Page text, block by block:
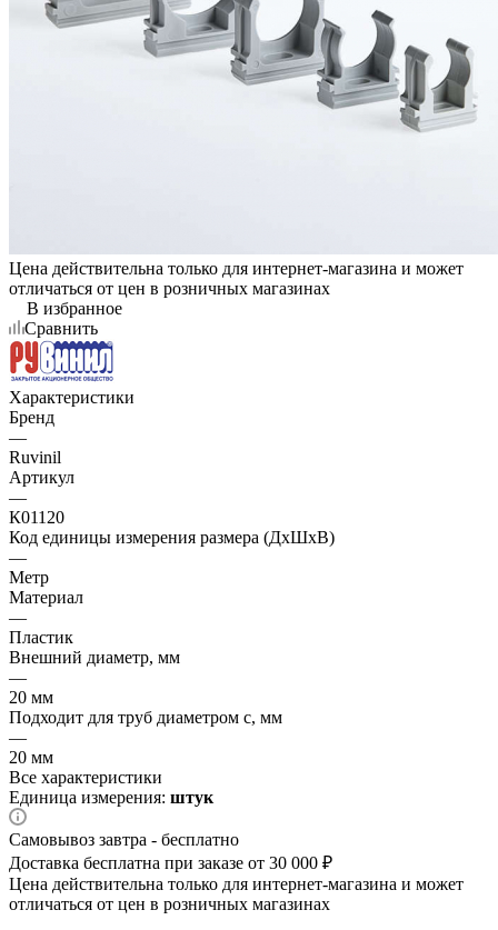
Цена действительна только для интернет-магазина и может
отличаться от цен в розничных магазинах
В избранное
Сравнить
Характеристики
Бренд
—
Ruvinil
Артикул
—
К01120
Код единицы измерения размера (ДхШхВ)
—
Метр
Материал
—
Пластик
Внешний диаметр, мм
—
20 мм
Подходит для труб диаметром с, мм
—
20 мм
Все характеристики
Единица измерения: штук
Самовывоз завтра - бесплатно
Доставка бесплатна при заказе от 30 000 ₽
Цена действительна только для интернет-магазина и может
отличаться от цен в розничных магазинах